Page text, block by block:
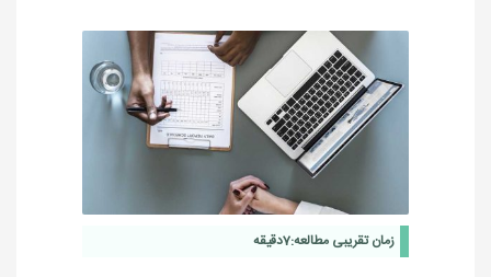
زمان تقریبی مطالعه:7دقیقه